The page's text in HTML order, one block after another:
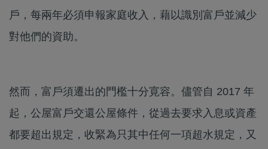
戶，每兩年必須申報家庭收入，藉以識別富戶並減少
對他們的資助。
然而，富戶須遷出的門檻十分㝟容。儘管自 2017 年
起，公屋富戶交還公屋條件，從過去要求入息或資產
都要超出規定，收緊為只其中任何一項超水規定，又